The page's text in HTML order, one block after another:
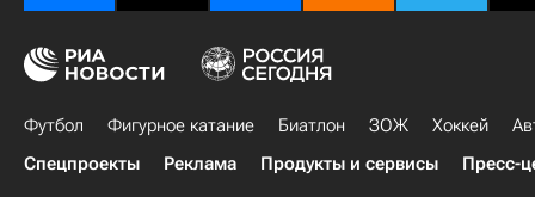
Футбол Фигурное катание Биатлон ЗОЖ Хоккей
Спецпроекты
Реклама Продукты и сервисы Пресс-